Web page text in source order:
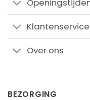
Klantenservice
Over ons
BEZORGING